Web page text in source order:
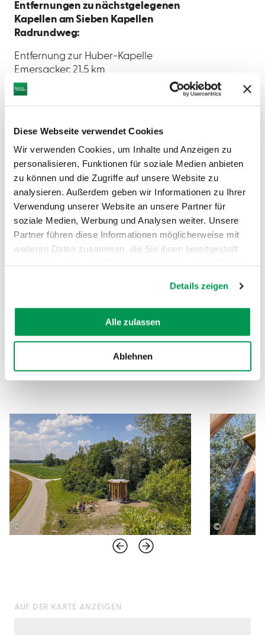
Diese Webseite verwendet Cookies
Wir verwenden Cookies, um Inhalte und Anzeigen zu
personalisieren, Funktionen für soziale Medien anbieten
zu können und die Zugriffe auf unsere Website zu
analysieren. Außerdem geben wir Informationen zu Ihrer
Verwendung unserer Website an unsere Partner für
soziale Medien, Werbung und Analysen weiter. Unsere
Partner führen diese Informationen möglicherweise mit
weiteren Daten zusammen, die Sie ihnen bereitgestellt
Details zeigen
Alle zulassen
Ablehnen
Entfernungen zu nächstgelegenen
Kapellen am Sieben Kapellen
Radrundweg:
Entfernung zur Huber-Kapelle
Emersacker: 21,5 km
Entfernung zur Lattke-Kapelle
Oberbechingen: 24,5 km
begrenzte Anzahl an Parkplätzen vor Ort
Parkplatz am Wünschsee, Offinger
Straße, N48.52151 E10.36285, Entfernung
zur Kapelle 1,6 km
Bitte beachten Sie: Insbesondere an
Wochenenden und Feiertagen kann es
möglichst vermieden werden. Bitte
Parkmöglichkeiten bzw. kommen Sie zu
Fuß oder mit dem Fahrrad. Vielen Dank
für Ihr Verständnis!
© ©
AUF DER KARTE ANZEIGEN